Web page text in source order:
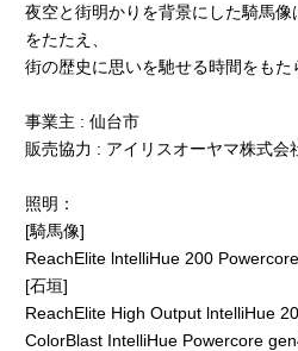
夜空と街明かりを背景にした騎馬
をたたえ、
街の歴史に思いを馳せる時間をもた
事業主 : 仙台市
販売協力 : アイリスオーヤマ株式会
照明：
[騎馬像]
ReachElite lntelliHue 200
[石垣]
ReachElite High Output lntelliHue
ColorBlast IntelliHue Powercore